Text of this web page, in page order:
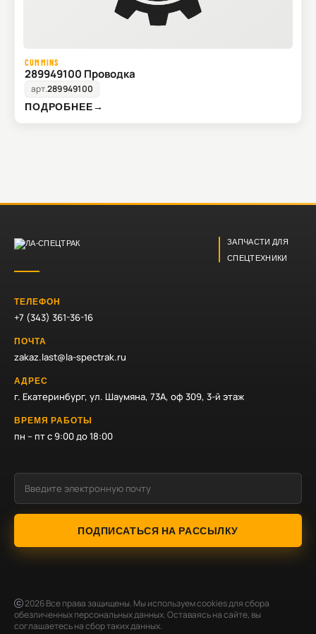
CUMMINS
289949100 Проводка
арт.289949100
ПОДРОБНЕЕ→
ЗАПЧАСТИ ДЛЯ
СПЕЦТЕХНИКИ
ТЕЛЕФОН
+7 (343) 361-36-16
ПОЧТА
zakaz.last@la-spectrak.ru
АДРЕС
г. Екатеринбург, ул. Шаумяна, 73А, оф 309, 3-й этаж
ВРЕМЯ РАБОТЫ
пн – пт с 9:00 до 18:00
ПОДПИСАТЬСЯ НА РАССЫЛКУ
2026Все права защищены. Мы используем cookies для сбора
обезличенных персональных данных. Оставаясь на сайте, вы
соглашаетесь на сбор таких данных.